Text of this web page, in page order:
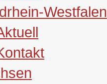
Westfalen